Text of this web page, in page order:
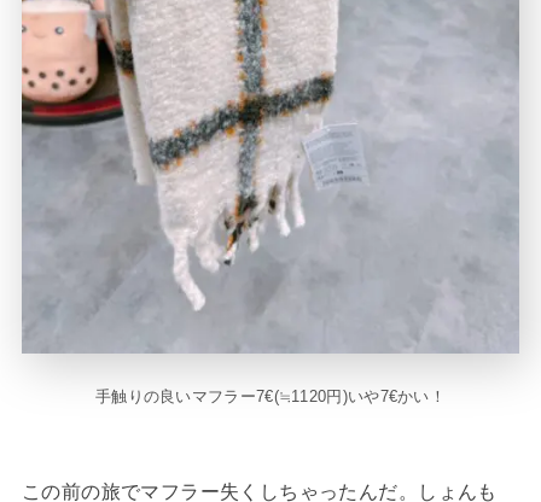
手触りの良いマフラー7€(≒1120円)いや7€かい！
この前の旅でマフラー失くしちゃったんだ。しょんも